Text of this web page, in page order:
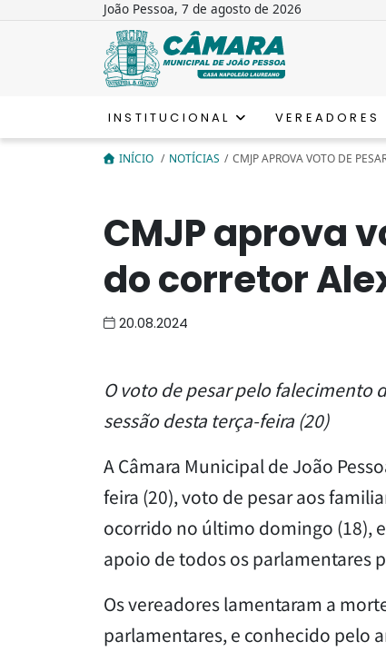
João Pessoa, 7 de agosto de 2026
INSTITUCIONAL VEREADORES
INÍCIO / NOTÍCIAS / CMJP APROVA VOTO DE
CMJP aprova
do corretor
20.08.2024
O voto de pesar pelo falecimento
sessão desta terça-feira (20)
A Câmara Municipal de João
feira (20), voto de pesar aos
ocorrido no último domingo (18),
apoio de todos os parlamentares
Os vereadores lamentaram a
parlamentares, e conhecido pelo